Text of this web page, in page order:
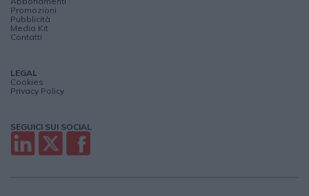
Promozioni
Pubblicità
Media Kit
Contatti
LEGAL
Cookies
Privacy Policy
SEGUICI SUI SOCIAL